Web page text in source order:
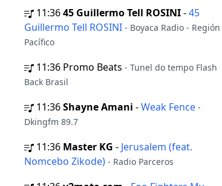
11:3645 Guillermo Tell ROSINI-45
Guillermo Tell ROSINI - Boyaca Radio - Región
Pacífico
11:36 Promo Beats - Tunel do tempo Flash
Back Brasil
11:36Shayne Amani -Weak Fence -
Dkingfm 89.7
11:36 Master KG - Jerusalem (feat.
Nomcebo Zikode) - Radio Parceros